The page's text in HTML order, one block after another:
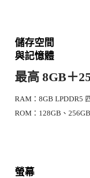
儲存空間
與記憶體
最高 8GB＋
RAM：8GB LPDDR5
ROM：128GB、
螢幕